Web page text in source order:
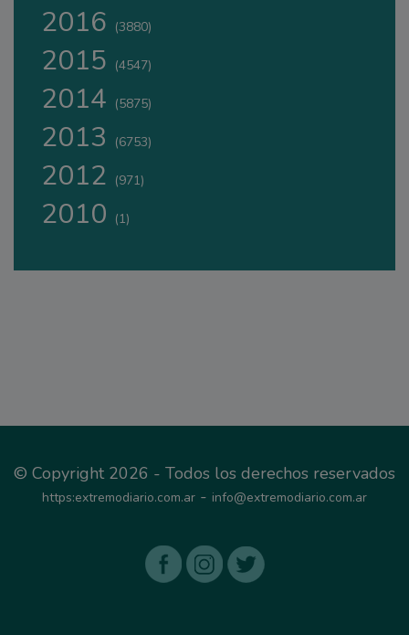
2016 (3880)
2015 (4547)
2014 (5875)
2013 (6753)
2012 (971)
2010 (1)
© Copyright 2026 - Todos los derechos reservados
https:extremodiario.com.ar - info@extremodiario.com.ar